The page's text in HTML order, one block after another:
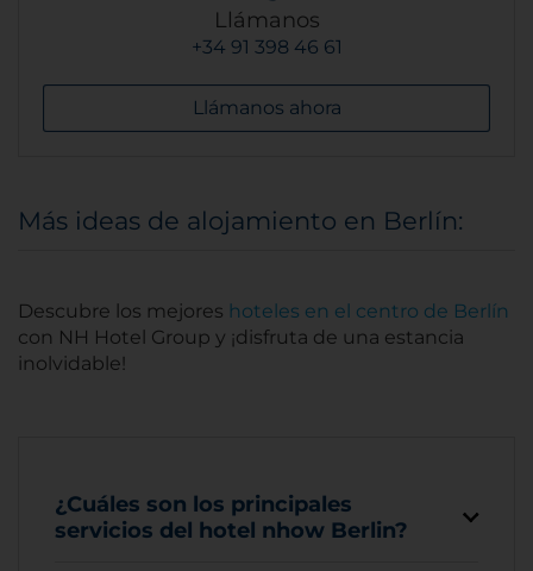
Llámanos
+34 91 398 46 61
Llámanos ahora
Más ideas de alojamiento en Berlín:
Descubre los mejores hoteles en el centro de Berlín
con NH Hotel Group y ¡disfruta de una estancia
inolvidable!
¿Cuáles son los principales
servicios del hotel nhow Berlin?